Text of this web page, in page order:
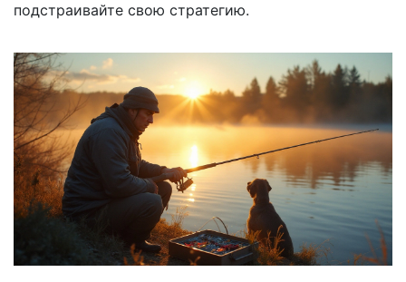
подстраивайте свою стратегию.